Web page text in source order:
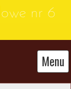
nr 6
Menu